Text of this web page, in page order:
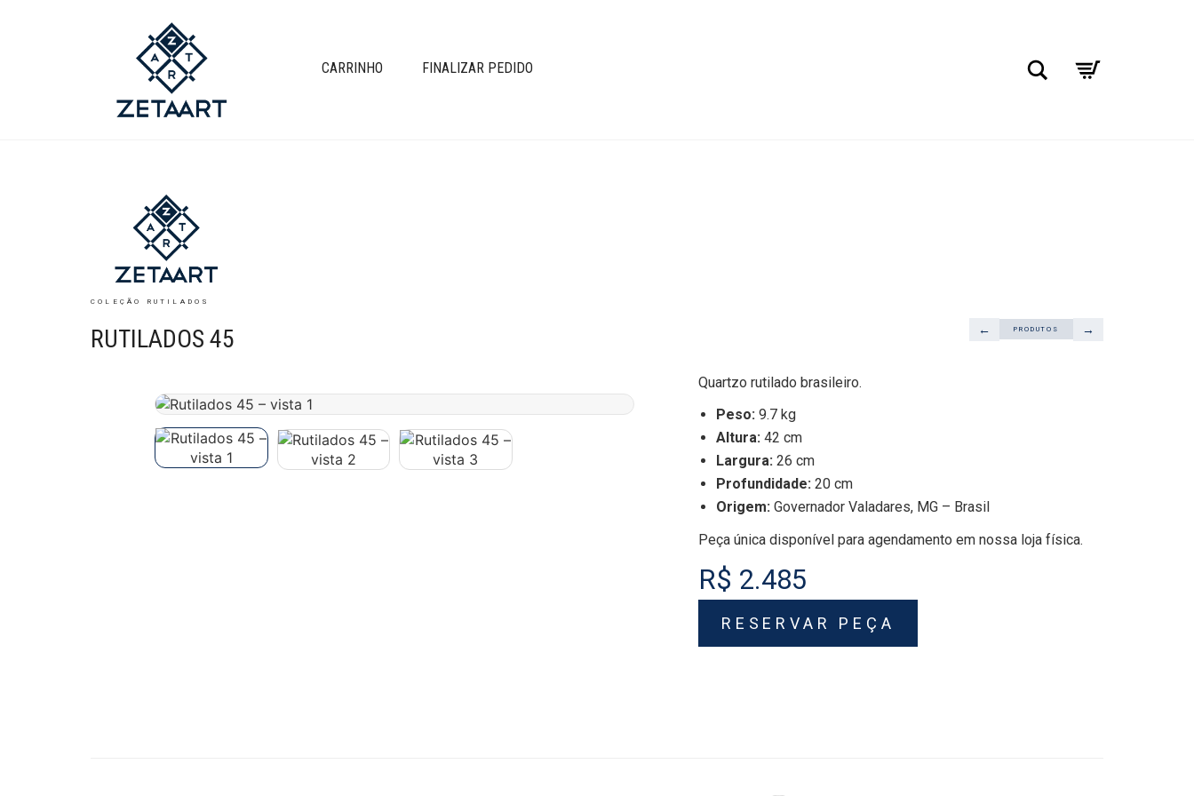
CARRINHO FINALIZAR PEDIDO Pesquisar
COLEÇÃO RUTILADOS
RUTILADOS 45 ← PRODUTOS →
Quartzo rutilado brasileiro.
Peso: 9.7 kg
Altura: 42 cm
Largura: 26 cm
Profundidade: 20 cm
Origem: Governador Valadares, MG – Brasil
Peça única disponível para agendamento em nossa loja física.
R$ 2.485
RESERVAR PEÇA